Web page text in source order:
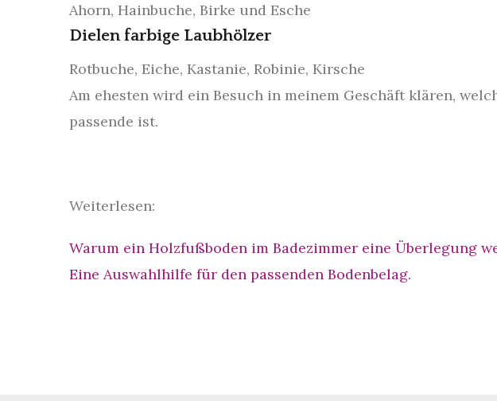
Ahorn, Hainbuche, Birke und Esche
Dielen farbige Laubhölzer
Rotbuche, Eiche, Kastanie, Robinie, Kirsche
Am ehesten wird ein Besuch in meinem Geschäft klären,
passende ist.
Weiterlesen:
Warum ein Holzfußboden im Badezimmer eine Überlegung
Eine Auswahlhilfe für den passenden Bodenbelag.